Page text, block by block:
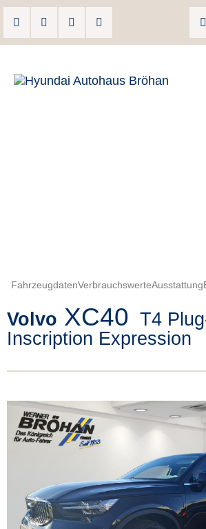
FahrzeugdatenVerbrauchswerteAusstattung
Volvo XC40 T4
Inscription Expression